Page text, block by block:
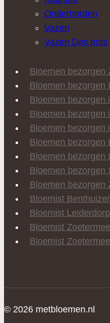
Onderborden
Vazen
Vazen Des pots
Bloemen bezorgen
Bloemen bezorgen
Bloemen bezorgen
Bloemen bezorgen
Bloemen bezorgen
Bloemen bezorgen
Bloemen bezorgen
Bloemen bezorgen
Bloemen bezorgen
Bloemist
Bloemist Leiderdorp
Bloemist
Bloemist
© 2026 metbloemen.nl